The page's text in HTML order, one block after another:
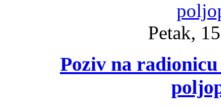
Petak,
Poziv na